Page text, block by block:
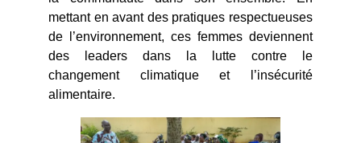
mettant en avant des pratiques respectueuses
de l’environnement, ces femmes deviennent
des leaders dans la lutte contre le
changement climatique et l’insécurité
alimentaire.